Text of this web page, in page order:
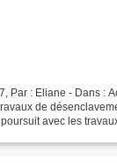
Par : Eliane - Dans :
de
avec les